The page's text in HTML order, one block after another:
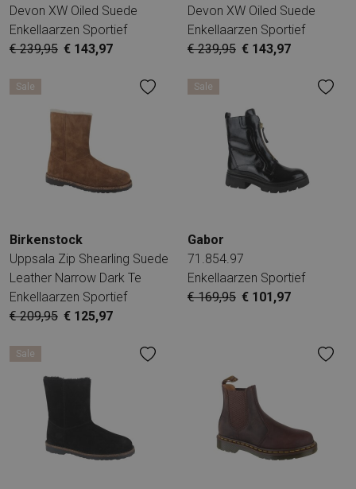
Devon XW Oiled Suede
Enkellaarzen Sportief
€ 239,95 € 143,97
Devon XW Oiled Suede
Enkellaarzen Sportief
€ 239,95 € 143,97
Sale
Birkenstock
Uppsala Zip Shearling Suede
Leather Narrow Dark Te
Enkellaarzen Sportief
€ 209,95 € 125,97
Sale
Gabor
71.854.97
Enkellaarzen Sportief
€ 169,95 € 101,97
Sale